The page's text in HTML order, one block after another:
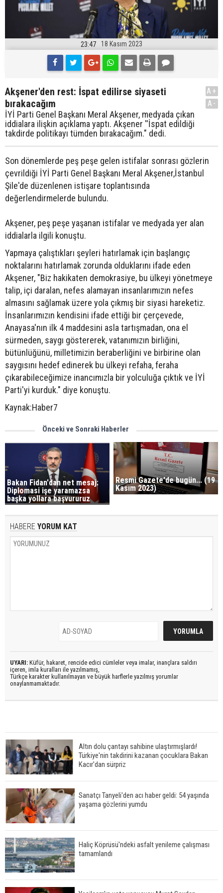
23:47 18 Kasım 2023
Akşener'den rest: İspat edilirse siyaseti
bırakacağım
İYİ Parti Genel Başkanı Meral Akşener, medyada çıkan
iddialara ilişkin açıklama yaptı. Akşener ''İspat edildiği
takdirde politikayı tümden bırakacağım." dedi.
A+
A-
Son dönemlerde peş peşe gelen istifalar sonrası gözlerin
çevrildiği İYİ Parti Genel Başkanı Meral Akşener,İstanbul
Şile'de düzenlenen istişare toplantısında
değerlendirmelerde bulundu.
Akşener, peş peşe yaşanan istifalar ve medyada yer alan
iddialarla ilgili konuştu.
Yapmaya çalıştıkları şeyleri hatırlamak için başlangıç
noktalarını hatırlamak zorunda olduklarını ifade eden
Akşener, "Biz hakikaten demokrasiye, bu ülkeyi yönetmeye
talip, içi daralan, nefes alamayan insanlarımızın nefes
almasını sağlamak üzere yola çıkmış bir siyasi hareketiz.
İnsanlarımızın kendisini ifade ettiği bir çerçevede,
Anayasa'nın ilk 4 maddesini asla tartışmadan, ona el
sürmeden, saygı göstererek, vatanımızın birliğini,
bütünlüğünü, milletimizin beraberliğini ve birbirine olan
saygısını hedef edinerek bu ülkeyi refaha, feraha
çıkarabileceğimize inancımızla bir yolculuğa çıktık ve İYİ
Parti'yi kurduk." diye konuştu.
Kaynak:Haber7
Önceki ve Sonraki Haberler
Bakan Fidan'dan net mesaj:
Diplomasi işe yaramazsa
başka yollara başvururuz
Resmi Gazete'de bugün... (19
Kasım 2023)
HABERE YORUM KAT
UYARI: Küfür, hakaret, rencide edici cümleler veya imalar, inançlara saldırı
içeren, imla kuralları ile yazılmamış,
Türkçe karakter kullanılmayan ve büyük harflerle yazılmış yorumlar
onaylanmamaktadır.
Altın dolu çantayı sahibine ulaştırmışlardı!
Türkiye'nin takdirini kazanan çocuklara Bakan
Kacır'dan sürpriz
Sanatçı Tanyeli'den acı haber geldi: 54 yaşında
yaşama gözlerini yumdu
Haliç Köprüsü'ndeki asfalt yenileme çalışması
tamamlandı